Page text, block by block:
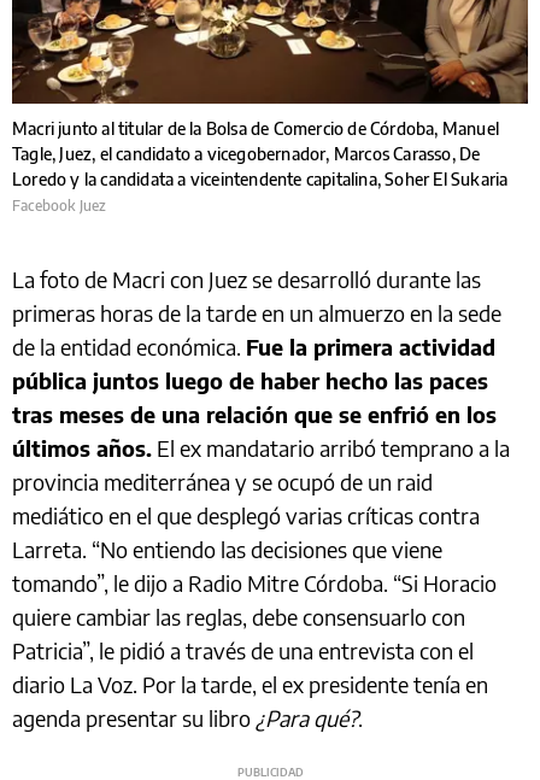
Macri junto al titular de la Bolsa de Comercio de Córdoba, Manuel
Tagle, Juez, el candidato a vicegobernador, Marcos Carasso, De
Loredo y la candidata a viceintendente capitalina, Soher El Sukaria
Facebook Juez
La foto de Macri con Juez se desarrolló durante las
primeras horas de la tarde en un almuerzo en la sede
de la entidad económica. Fue la primera actividad
pública juntos luego de haber hecho las paces
tras meses de una relación que se enfrió en los
últimos años. El ex mandatario arribó temprano a la
provincia mediterránea y se ocupó de un raid
mediático en el que desplegó varias críticas contra
Larreta. “No entiendo las decisiones que viene
tomando”, le dijo a Radio Mitre Córdoba. “Si Horacio
quiere cambiar las reglas, debe consensuarlo con
Patricia”, le pidió a través de una entrevista con el
diario La Voz. Por la tarde, el ex presidente tenía en
agenda presentar su libro ¿Para qué?.